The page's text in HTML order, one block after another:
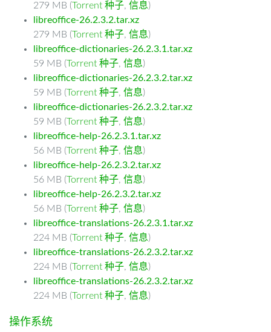
279 MB (Torrent 种子, 信息)
libreoffice-26.2.3.2.tar.xz
279 MB (Torrent 种子, 信息)
libreoffice-dictionaries-26.2.3.1.tar.xz
59 MB (Torrent 种子, 信息)
libreoffice-dictionaries-26.2.3.2.tar.xz
59 MB (Torrent 种子, 信息)
libreoffice-dictionaries-26.2.3.2.tar.xz
59 MB (Torrent 种子, 信息)
libreoffice-help-26.2.3.1.tar.xz
56 MB (Torrent 种子, 信息)
libreoffice-help-26.2.3.2.tar.xz
56 MB (Torrent 种子, 信息)
libreoffice-help-26.2.3.2.tar.xz
56 MB (Torrent 种子, 信息)
libreoffice-translations-26.2.3.1.tar.xz
224 MB (Torrent 种子, 信息)
libreoffice-translations-26.2.3.2.tar.xz
224 MB (Torrent 种子, 信息)
libreoffice-translations-26.2.3.2.tar.xz
224 MB (Torrent 种子, 信息)
操作系统